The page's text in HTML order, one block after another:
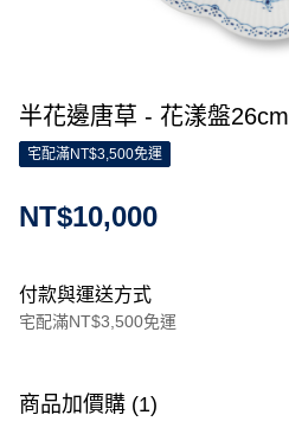
半花邊唐草 - 花漾盤26cm
宅配滿NT$3,500免運
NT$10,000
付款與運送方式
宅配滿NT$3,500免運
信用卡一次付款
商品加價購 (1)